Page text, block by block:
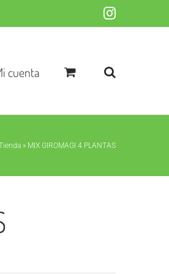
Instagram
cuenta
» MIX GIROMAGI 4 PLANTAS